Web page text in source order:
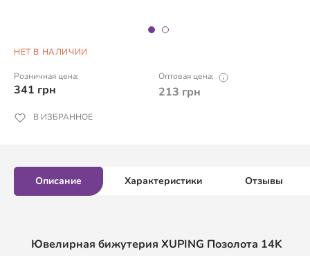
НЕТ В НАЛИЧИИ
Розничная цена:
341 грн
Оптовая цена:
213 грн
В ИЗБРАННОЕ
Описание Характеристики Отзывы
Ювелирная бижутерия XUPING Позолота 14K